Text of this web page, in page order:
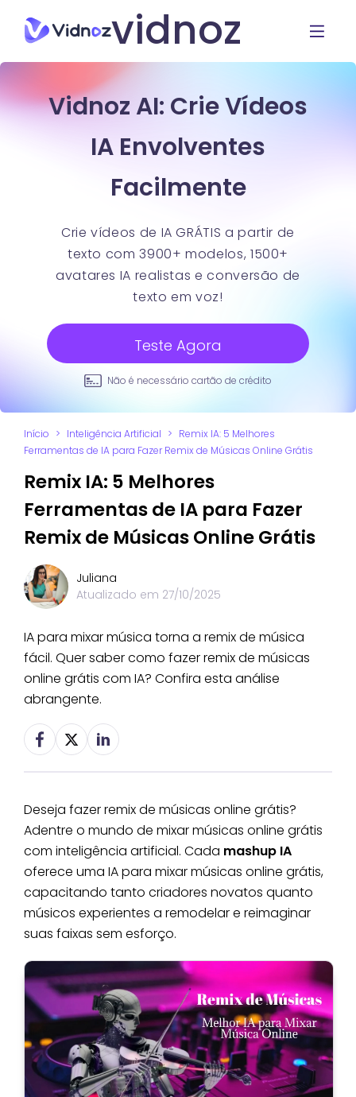
vidnoz
Vidnoz AI: Crie Vídeos
IA Envolventes
Facilmente
Crie vídeos de IA GRÁTIS a partir de
texto com 3900+ modelos, 1500+
avatares IA realistas e conversão de
texto em voz!
Teste Agora
Não é necessário cartão de crédito
Início > Inteligência Artificial > Remix IA: 5 Melhores
Ferramentas de IA para Fazer Remix de Músicas Online Grátis
Remix IA: 5 Melhores
Ferramentas de IA para Fazer
Remix de Músicas Online Grátis
Juliana
Atualizado em 27/10/2025
IA para mixar música torna a remix de música
fácil. Quer saber como fazer remix de músicas
online grátis com IA? Confira esta análise
abrangente.
Deseja fazer remix de músicas online grátis?
Adentre o mundo de mixar músicas online grátis
com inteligência artificial. Cada mashup IA
oferece uma IA para mixar músicas online grátis,
capacitando tanto criadores novatos quanto
músicos experientes a remodelar e reimaginar
suas faixas sem esforço.